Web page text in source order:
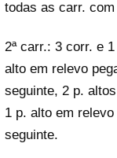
todas as carr.
2ª carr.: 3 corr. e
alto em relevo
seguinte, 2 p.
1 p. alto em
seguinte.